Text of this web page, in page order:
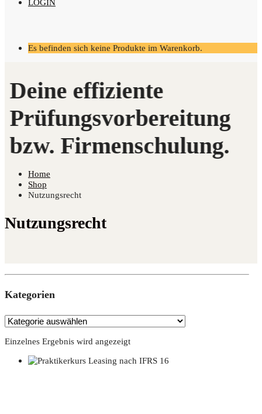
LOGIN
Es befinden sich keine Produkte im Warenkorb.
Home
Shop
Nutzungsrecht
Nutzungsrecht
Kate­go­rien
Einzelnes Ergebnis wird angezeigt